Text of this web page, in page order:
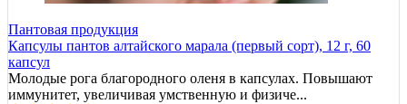
Пантовая продукция
Капсулы пантов алтайского марала (первый сорт), 12 г, 60
капсул
Молодые рога благородного оленя в капсулах. Повышают
иммунитет, увеличивая умственную и физиче...